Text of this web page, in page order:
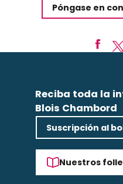
Póngase en
Reciba toda la
Blois Chambord
Suscripción al
Nuestros